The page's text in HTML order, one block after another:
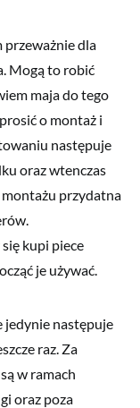
przeważnie dla
Mogą to robić
maja do tego
o montaż i
następuje
oraz wtenczas
montażu przydatna
kupi piece
je używać.
jedynie następuje
raz. Za
w ramach
oraz poza